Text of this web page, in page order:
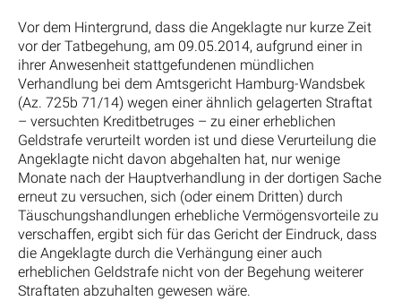
Vor dem Hintergrund, dass die Angeklagte nur kurze Zeit
vor der Tatbegehung, am 09.05.2014, aufgrund einer in
ihrer Anwesenheit stattgefundenen mündlichen
Verhandlung bei dem Amtsgericht Hamburg-Wandsbek
(Az. 725b 71/14) wegen einer ähnlich gelagerten Straftat
– versuchten Kreditbetruges – zu einer erheblichen
Geldstrafe verurteilt worden ist und diese Verurteilung die
Angeklagte nicht davon abgehalten hat, nur wenige
Monate nach der Hauptverhandlung in der dortigen Sache
erneut zu versuchen, sich (oder einem Dritten) durch
Täuschungshandlungen erhebliche Vermögensvorteile zu
verschaffen, ergibt sich für das Gericht der Eindruck, dass
die Angeklagte durch die Verhängung einer auch
erheblichen Geldstrafe nicht von der Begehung weiterer
Straftaten abzuhalten gewesen wäre.